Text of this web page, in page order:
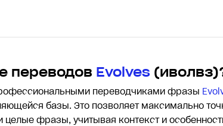
переводов Evolves
переводчиками фразы
базы. Это позволяет максимально
целые фразы, учитывая контекст и